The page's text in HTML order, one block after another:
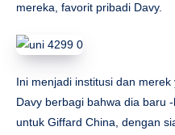
mereka, favorit pribadi Davy.
Ini menjadi institusi dan
Davy berbagi bahwa dia baru
untuk Giffard China, dengan